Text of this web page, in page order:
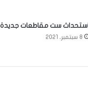
استحداث ست مقاطعات جديدة
8 سبتمبر، 2021